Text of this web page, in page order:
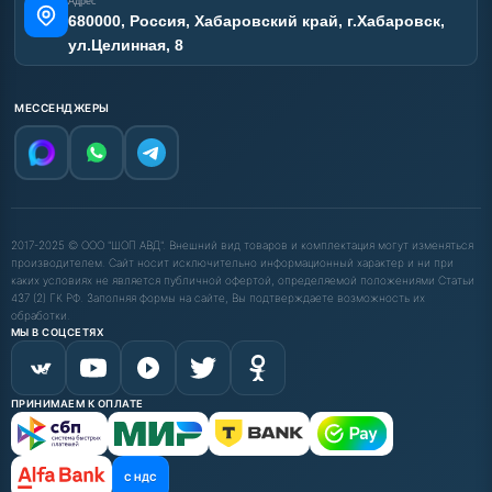
680000, Россия, Хабаровский край, г.Хабаровск,
ул.Целинная, 8
МЕССЕНДЖЕРЫ
2017-2025 © ООО "ШОП АВД". Внешний вид товаров и комплектация могут изменяться
производителем. Сайт носит исключительно информационный характер и ни при
каких условиях не является публичной офертой, определяемой положениями Статьи
437 (2) ГК РФ. Заполняя формы на сайте, Вы подтверждаете возможность их
обработки.
МЫ В СОЦСЕТЯХ
ПРИНИМАЕМ К ОПЛАТЕ
С НДС